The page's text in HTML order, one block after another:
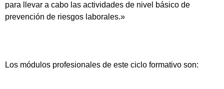
para llevar a cabo las actividades de nivel básico de
prevención de riesgos laborales.»
Los módulos profesionales de este ciclo formativo son: